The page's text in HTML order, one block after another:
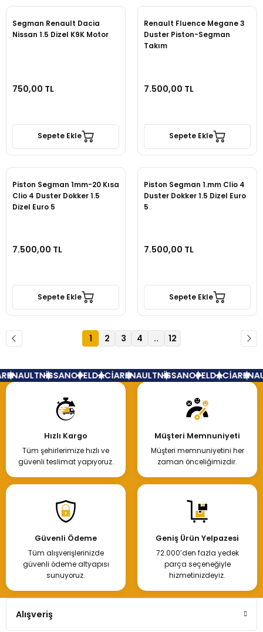
Segman Renault Dacia
Nissan 1.5 Dizel K9K Motor
750,00 TL
Sepete Ekle
Renault Fluence Megane 3
Duster Piston-Segman
Takım
7.500,00 TL
Sepete Ekle
Piston Segman 1mm-20 Kısa
Clio 4 Duster Dokker 1.5
Dizel Euro 5
7.500,00 TL
Sepete Ekle
Piston Segman 1.mm Clio 4
Duster Dokker 1.5 Dizel Euro
5
7.500,00 TL
Sepete Ekle
1 2 3 4 .. 12
NİSSANOPELDACİARENAULTNİSSANOPELDACİA
Hızlı Kargo
Tüm şehirlerimize hızlı ve
güvenli teslimat yapıyoruz.
Müşteri Memnuniyeti
Müşteri memnuniyetini her
zaman önceliğimizdir.
Güvenli Ödeme
Tüm alışverişlerinizde
güvenli ödeme altyapısı
sunuyoruz.
Geniş Ürün Yelpazesi
72.000’den fazla yedek
parça seçeneğiyle
hizmetinizdeyiz.
Alışveriş